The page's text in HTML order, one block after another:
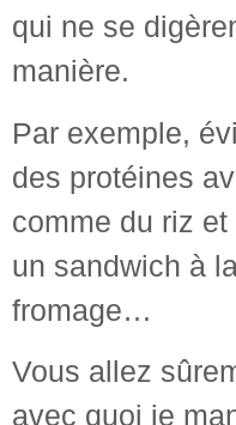
qui ne se
manière.
Par exemple,
des protéines
comme du riz
un sandwich à
fromage…
Vous allez
avec quoi je